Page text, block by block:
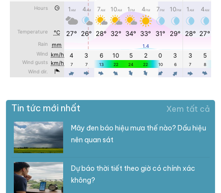
Tin tức mới nhất Xem tất cả
Mây đen báo hiệu mưa thế nào? Dấu hiệu
nên quan sát
Dự báo thời tiết theo giờ có chính xác
không?